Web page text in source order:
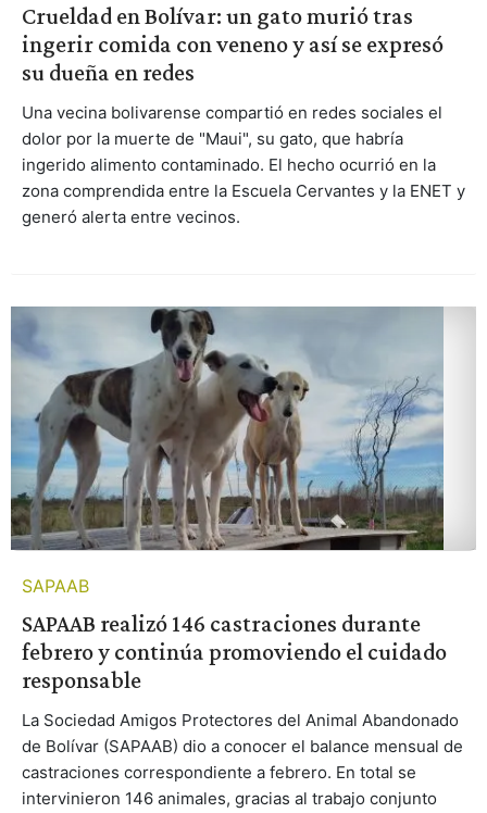
Crueldad en Bolívar: un gato murió tras
ingerir comida con veneno y así se expresó
su dueña en redes
Una vecina bolivarense compartió en redes sociales el
dolor por la muerte de "Maui", su gato, que habría
ingerido alimento contaminado. El hecho ocurrió en la
zona comprendida entre la Escuela Cervantes y la ENET y
generó alerta entre vecinos.
SAPAAB
SAPAAB realizó 146 castraciones durante
febrero y continúa promoviendo el cuidado
responsable
La Sociedad Amigos Protectores del Animal Abandonado
de Bolívar (SAPAAB) dio a conocer el balance mensual de
castraciones correspondiente a febrero. En total se
intervinieron 146 animales, gracias al trabajo conjunto